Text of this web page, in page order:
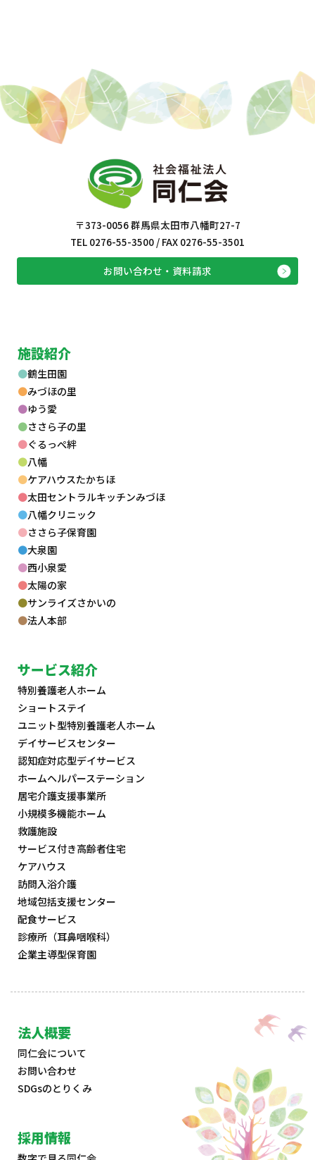
〒373-0056 群馬県太田市八幡町27-7
TEL 0276-55-3500 / FAX 0276-55-3501
お問い合わせ・資料請求
施設紹介
鶴生田園
みづほの里
ゆう愛
ささら子の里
ぐるっぺ絆
八幡
ケアハウスたかちほ
太田セントラルキッチンみづほ
八幡クリニック
ささら子保育園
大泉園
西小泉愛
太陽の家
サンライズさかいの
法人本部
サービス紹介
特別養護老人ホーム
ショートステイ
ユニット型特別養護老人ホーム
デイサービスセンター
認知症対応型デイサービス
ホームヘルパーステーション
居宅介護支援事業所
小規模多機能ホーム
救護施設
サービス付き高齢者住宅
ケアハウス
訪問入浴介護
地域包括支援センター
配食サービス
診療所（耳鼻咽喉科）
企業主導型保育園
法人概要
同仁会について
お問い合わせ
SDGsのとりくみ
採用情報